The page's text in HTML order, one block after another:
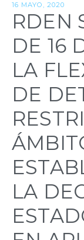
16 MAYO, 2020
RDEN
DE 16
LA
DE
LA